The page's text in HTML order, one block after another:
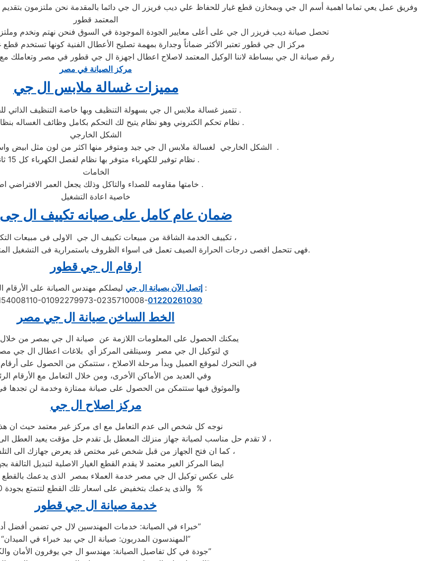
وفريق عمل يعي تماما اهمية أسم ال جي وبمخازن قطع غيار للحفاظ علي ديب فريزر ال جي دائما بالمقدمة نحن ملتزمون بتقديم
المعتمد قطور
تحصل صيانة ديب فريزر ال جي على أعلى معايير الجودة الموجودة في السوق فنحن نهتم ونخدم
مركز ال جي قطور تعتبر الأكثر ضماناً وجدارة بمهمة تصليح الأعطال الفنية كونها تستخدم
رقم صيانة ال جي ببساطة لاننا الوكيل المعتمد لاصلاح اعطال اجهزة ال جي قطور في مصر وتعاملك
مركز الصيانة في مصر
مميزات غسالة ملابس ال جي
تتميز غسالة ملابس ال جي بسهولة التنظيف وبها خاصة التنظيف الذاتي للحله بعد الغسيل .
نظام تحكم الكتروني وهو نظام يتيح لك التحكم بكامل وظائف الغساله بنظام الكتروني ذكي .
الشكل الخارجي
الشكل الخارجي لغسالة ملابس ال جي جيد ومتوفر منها اكثر من لون مثل ابيض واسود وسيلفر لتناسب الجميع .
نظام توفير للكهرباء متوفر بها نظام لفصل الكهرباء كل 15 ثانيه .
الخامات
خامتها مقاومه للصداء والتاكل وذلك يجعل العمر الافتراضي اطول .
خاصية اعادة التشغيل
ضمان عام كامل على صيانه تكييف ال
تكييف الخدمة الشاقة من مبيعات تكييف ال جي الاولى فى مبيعات التكييف فى مصر ،
فهى تتحمل اقصى درجات الحرارة الصيف تعمل فى اسواء الظروف باستمرارية فى التشغيل المتواصل حيث لا يضاهيها اى تكييف اخر.
ارقام ال جي قطور
إتصل الآن بصيانة ال جي ليصلكم مهندس الصيانة على الأرقام التالية :
01092279973-0235710008-01220261030
الخط الساخن صيانة ال جي مصر
يمكنك الحصول على المعلومات اللازمة عن صيانة ال جي بمصر من خلال
ي لتوكيل ال جي مصر وسيتلقى المركز أي بلاغات اعطال ال جي مصر
في التحرك لموقع العميل وبدأ مرحلة الاصلاح ، ستتمكن من الحصول على
وفي العديد من الأماكن الأخرى، ومن خلال التعامل مع الأرقام
والموثوق فيها ستتمكن من الحصول على صيانة ممتازة وخدمة لن تجدها
مركز اصلاح ال جي
نوجه كل شخص الى عدم التعامل مع اى مركز غير معتمد حيث ان هذه
لا تقدم حل مناسب لصيانة جهاز منزلك المعطل بل تقدم حل مؤقت يعيد العطل الى جهازك بعد فترة قصيرة ،
كما ان فتح الجهاز من قبل شخص غير مختص قد يعرض جهازك الى التلف بشكل كلي ،
ايضا المركز الغير معتمد لا يقدم القطع الغيار الاصلية لتبديل التالفة
على عكس توكيل ال جي مصر خدمة العملاء بمصر الذى يدعمك بالقطع
والذى يدعمك بتخفيض على اسعار تلك القطع لتتمتع بجودة 100 %
خدمة صيانة ال جي قطور
“خبراء في الصيانة: خدمات المهندسين لال جي تضمن أفضل أداء”
“المهندسون المدربون: صيانة ال جي بيد خبراء في الميدان”
“جودة في كل تفاصيل الصيانة: مهندسو ال جي يوفرون الأمان والكفاءة”